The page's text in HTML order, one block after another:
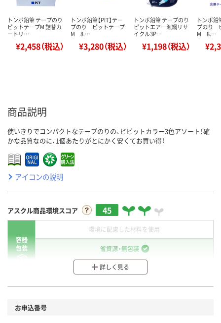
トンボ鉛筆 テープのり
ピットテープM 詰替カ
ートリ…
¥2,458（税込）
トンボ鉛筆【PIT】テー
プのり ピットテープ
M 8.…
¥3,280（税込）
トンボ鉛筆 テープのり
ピットエアー漁網リサ
イクル3P…
¥1,198（税込）
トンボ鉛
プのり
M 8.…
商品説明
使いきりでコンパクトなテープのりの、ビビットカラー3色アソート！確
かな品質なのに、1個あたりがとにかく安くてお買い得！
アイコンの説明
アスクル商品環境スコア 45
容器
包装
環境に配慮した材料を使用
省資源・無包装
分別・リサイクルしやすい設計
商品
本体
詳しく見る
お申込番号